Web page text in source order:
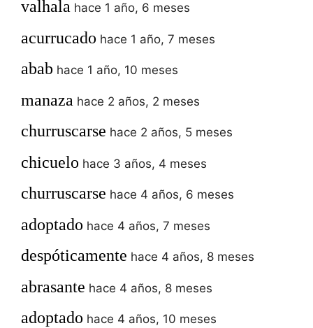
valhala hace 1 año, 6 meses
acurrucado hace 1 año, 7 meses
abab hace 1 año, 10 meses
manaza hace 2 años, 2 meses
churruscarse hace 2 años, 5 meses
chicuelo hace 3 años, 4 meses
churruscarse hace 4 años, 6 meses
adoptado hace 4 años, 7 meses
despóticamente hace 4 años, 8 meses
abrasante hace 4 años, 8 meses
adoptado hace 4 años, 10 meses